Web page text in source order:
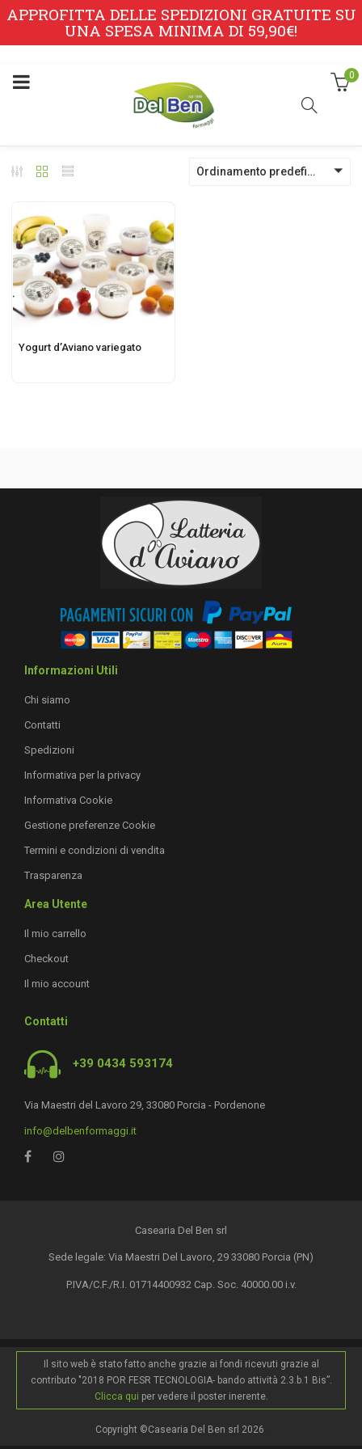
APPROFITTA DELLE SPEDIZIONI GRATUITE SU
UNA SPESA MINIMA DI 59,90€!
0
Ordinamento predefinito
Yogurt d’Aviano variegato
Informazioni Utili
Chi siamo
Contatti
Spedizioni
Informativa per la privacy
Informativa Cookie
Gestione preferenze Cookie
Termini e condizioni di vendita
Trasparenza
Area Utente
Il mio carrello
Checkout
Il mio account
Contatti
+39 0434 593174
Via Maestri del Lavoro 29, 33080 Porcia - Pordenone
info@delbenformaggi.it
Casearia Del Ben srl
Sede legale: Via Maestri Del Lavoro, 29 33080 Porcia (PN)
P.IVA/C.F./R.I. 01714400932 Cap. Soc. 40000.00 i.v.
Il sito web è stato fatto anche grazie ai fondi ricevuti grazie al
contributo "2018 POR FESR TECNOLOGIA- bando attività 2.3.b.1 Bis”.
Clicca qui per vedere il poster inerente.
Copyright ©Casearia Del Ben srl 2026